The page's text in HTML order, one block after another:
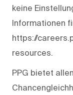
keine
Informationen
https://
resources.
PPG bietet